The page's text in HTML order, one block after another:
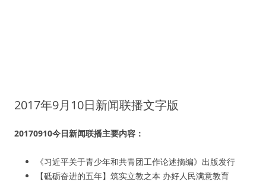
2017年9月10日新闻联播文字版
20170910今日新闻联播主要内容：
《习近平关于青少年和共青团工作论述摘编》出版发行
【砥砺奋进的五年】筑实立教之本 办好人民满意教育